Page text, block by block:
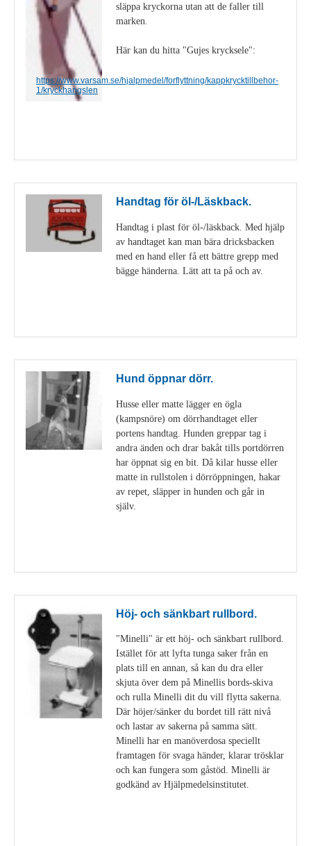
släppa kryckorna utan att de faller till
marken.
Här kan du hitta "Gujes krycksele":
https://www.varsam.se/hjalpmedel/forflyttning/kappkrycktillbehor-
1/kryckhangslen
Handtag för öl-/Läskback.
Handtag i plast för öl-/läskback. Med hjälp
av handtaget kan man bära dricksbacken
med en hand eller få ett bättre grepp med
bägge händerna. Lätt att ta på och av.
Hund öppnar dörr.
Husse eller matte lägger en ögla
(kampsnöre) om dörrhandtaget eller
portens handtag. Hunden greppar tag i
andra änden och drar bakåt tills portdörren
har öppnat sig en bit. Då kilar husse eller
matte in rullstolen i dörröppningen, hakar
av repet, släpper in hunden och går in
själv.
Höj- och sänkbart rullbord.
"Minelli" är ett höj- och sänkbart rullbord.
Istället för att lyfta tunga saker från en
plats till en annan, så kan du dra eller
skjuta över dem på Minellis bords-skiva
och rulla Minelli dit du vill flytta sakerna.
Där höjer/sänker du bordet till rätt nivå
och lastar av sakerna på samma sätt.
Minelli har en manöverdosa speciellt
framtagen för svaga händer, klarar trösklar
och kan fungera som gåstöd. Minelli är
godkänd av Hjälpmedelsinstitutet.